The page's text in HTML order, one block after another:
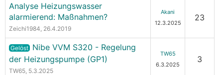
Analyse Heizungswasser
alarmierend: Maßnahmen?
Zeichi1984, 26.4.2019
Akani
12.3.2025
23
Gelöst Nibe VVM S320 - Regelung
der Heizungspumpe (GP1)
TW65, 5.3.2025
TW65
6.3.2025
3